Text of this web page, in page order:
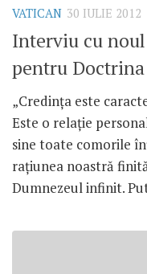
VATICAN 30 IULIE 2012
Interviu cu
pentru
„Credinţa este
Este o relaţie
sine toate comorile
raţiunea noastră
Dumnezeul infinit.